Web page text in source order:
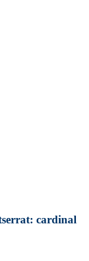
cardinal